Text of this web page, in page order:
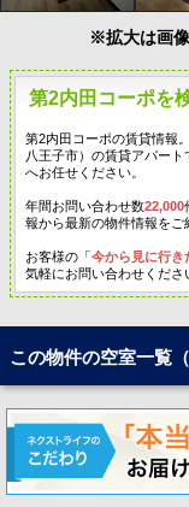
※拡大は画
第2内田コーポを
第2内田コーポの賃貸情報
八王子市）の賃貸アパー
へお任せください。
年間お問い合わせ数22,000
報から最新の物件情報をご
お客様の「今から見に行き
気軽にお問い合わせくださ
この物件の空室一覧